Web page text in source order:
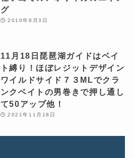
グ
2010年8月3日
11月18日琵琶湖ガイドはベイ
ト縛り！ほぼレジットデザイン
ワイルドサイド７３MLでクラ
ンクベイトの男巻きで押し通し
て50アップ他！
2021年11月18日